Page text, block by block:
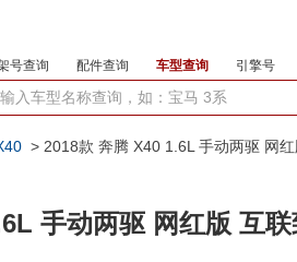
号查询 配件查询 车型查询 引擎号
> 2018款 奔腾 X40 1.6L 手动两驱 网
手动两驱 网红版 互